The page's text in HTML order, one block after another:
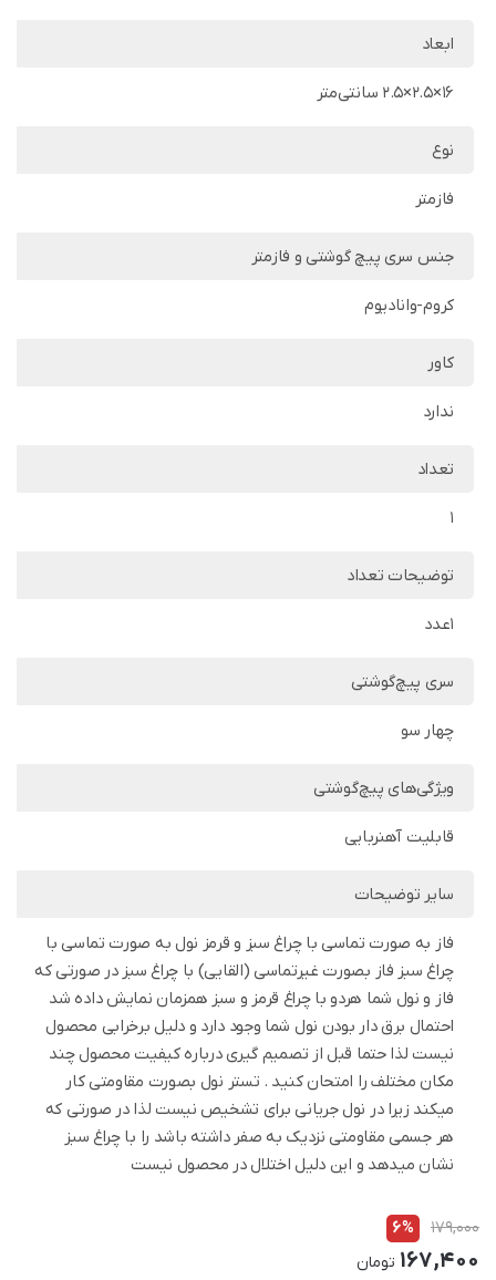
ابعاد
16×2.5×2.5 سانتی‌متر
نوع
فازمتر
جنس سری پیچ گوشتی و فازمتر
کروم-وانادیوم
کاور
ندارد
تعداد
1
توضیحات تعداد
1عدد
سری پیچ‌گوشتی
چهار سو
ویژگی‌های پیچ‌گوشتی
قابلیت آهنربایی
سایر توضیحات
فاز به صورت تماسی با چراغ سبز و قرمز نول به صورت تماسی با
چراغ سبز فاز بصورت غیرتماسی (القایی) با چراغ سبز در صورتی که
فاز و نول شما هردو با چراغ قرمز و سبز همزمان نمایش داده شد
احتمال برق دار بودن نول شما وجود دارد و دلیل برخرابی محصول
نیست لذا حتما قبل از تصمیم گیری درباره کیفیت محصول چند
مکان مختلف را امتحان کنید . تستر نول بصورت مقاومتی کار
میکند زیرا در نول جریانی برای تشخیص نیست لذا در صورتی که
هر جسمی مقاومتی نزدیک به صفر داشته باشد را با چراغ سبز
نشان میدهد و این دلیل اختلال در محصول نیست
179,000
6%
167,400 تومان